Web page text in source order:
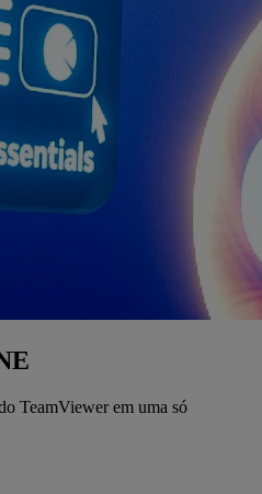
TeamViewer em uma só